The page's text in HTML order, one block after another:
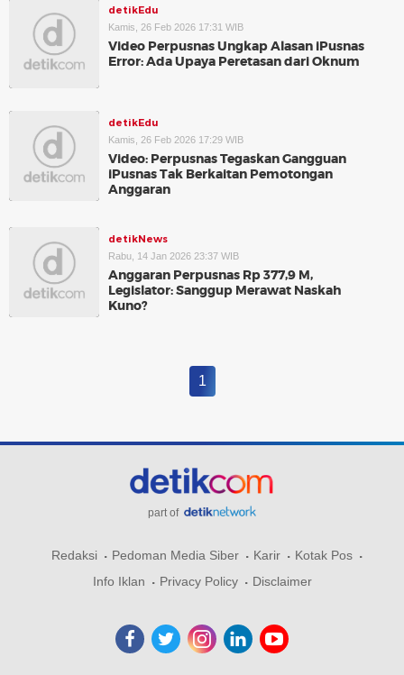
detikEdu
Kamis, 26 Feb 2026 17:31 WIB
Video Perpusnas Ungkap Alasan iPusnas
Error: Ada Upaya Peretasan dari Oknum
detikEdu
Kamis, 26 Feb 2026 17:29 WIB
Video: Perpusnas Tegaskan Gangguan
iPusnas Tak Berkaitan Pemotongan
Anggaran
detikNews
Rabu, 14 Jan 2026 23:37 WIB
Anggaran Perpusnas Rp 377,9 M,
Legislator: Sanggup Merawat Naskah
Kuno?
1
part of
Redaksi Pedoman Media Siber Karir
Kotak Pos
Info Iklan
Privacy Policy Disclaimer